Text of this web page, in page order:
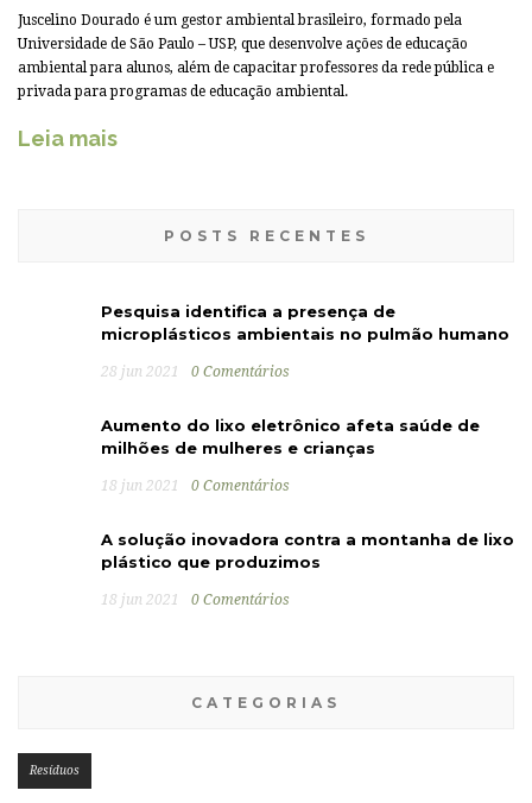
Juscelino Dourado é um gestor ambiental brasileiro, formado pela
Universidade de São Paulo – USP, que desenvolve ações de educação
ambiental para alunos, além de capacitar professores da rede pública e
privada para programas de educação ambiental.
Leia mais
POSTS RECENTES
Pesquisa identifica a presença de
microplásticos ambientais no pulmão humano
28 jun 2021 0 Comentários
Aumento do lixo eletrônico afeta saúde de
milhões de mulheres e crianças
18 jun 2021 0 Comentários
A solução inovadora contra a montanha de lixo
plástico que produzimos
18 jun 2021 0 Comentários
CATEGORIAS
Resíduos